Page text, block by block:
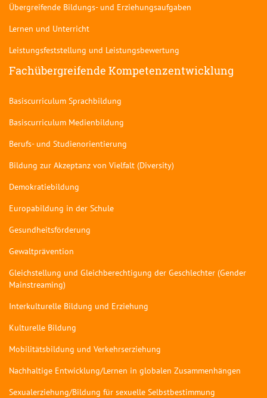
Übergreifende Bildungs- und Erziehungsaufgaben
Lernen und Unterricht
Leistungsfeststellung und Leistungsbewertung
Fachübergreifende Kompetenzentwicklung
Basiscurriculum Sprachbildung
Basiscurriculum Medienbildung
Berufs- und Studienorientierung
Bildung zur Akzeptanz von Vielfalt (Diversity)
Demokratiebildung
Europabildung in der Schule
Gesundheitsförderung
Gewaltprävention
Gleichstellung und Gleichberechtigung der Geschlechter (Gender
Mainstreaming)
Interkulturelle Bildung und Erziehung
Kulturelle Bildung
Mobilitätsbildung und Verkehrserziehung
Nachhaltige Entwicklung/Lernen in globalen Zusammenhängen
Sexualerziehung/Bildung für sexuelle Selbstbestimmung